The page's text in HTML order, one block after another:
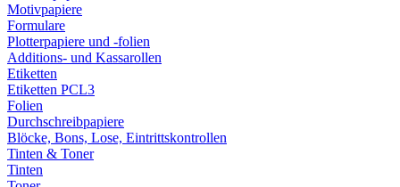
Motivpapiere
Formulare
Plotterpapiere und -folien
Additions- und Kassarollen
Etiketten
Etiketten PCL3
Folien
Durchschreibpapiere
Blöcke, Bons, Lose, Eintrittskontrollen
Tinten & Toner
Tinten